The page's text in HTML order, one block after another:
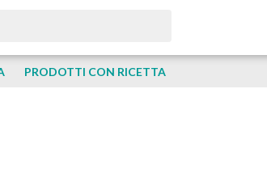
PRODOTTI CON RICETTA